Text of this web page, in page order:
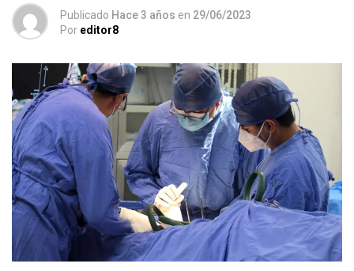
Publicado Hace 3 años en 29/06/2023
Por editor8